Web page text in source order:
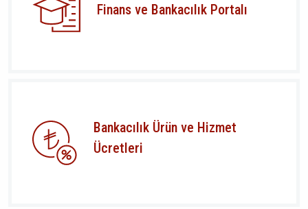
Finans ve Bankacılık Portalı
Bankacılık Ürün ve Hizmet
Ücretleri